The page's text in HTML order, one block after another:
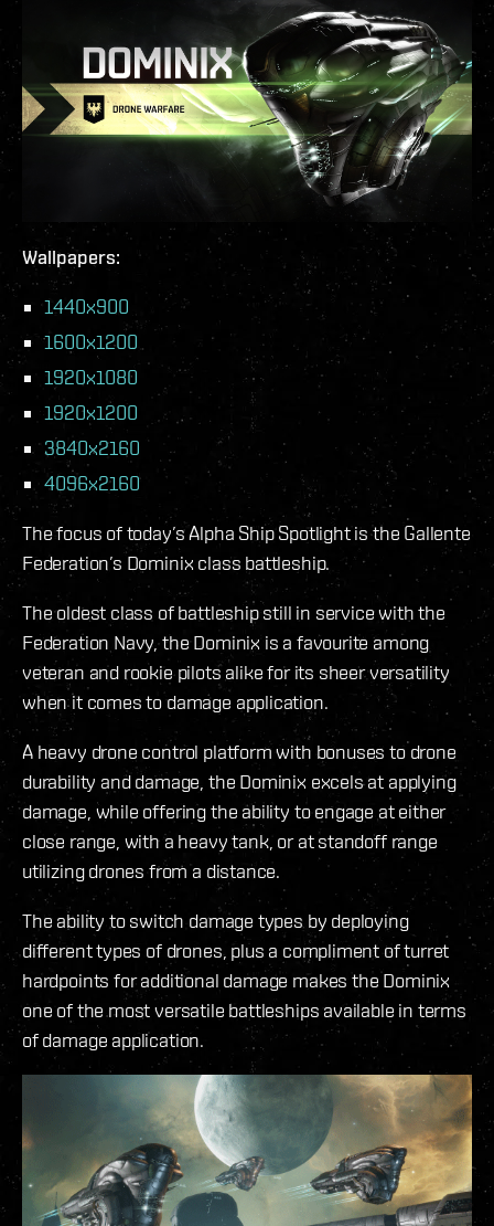
Wallpapers:
1440x900
1600x1200
1920x1080
1920x1200
3840x2160
4096x2160
The focus of today’s Alpha Ship Spotlight is the Gallente
Federation’s Dominix class battleship.
The oldest class of battleship still in service with the
Federation Navy, the Dominix is a favourite among
veteran and rookie pilots alike for its sheer versatility
when it comes to damage application.
A heavy drone control platform with bonuses to drone
durability and damage, the Dominix excels at applying
damage, while offering the ability to engage at either
close range, with a heavy tank, or at standoff range
utilizing drones from a distance.
The ability to switch damage types by deploying
different types of drones, plus a compliment of turret
hardpoints for additional damage makes the Dominix
one of the most versatile battleships available in terms
of damage application.